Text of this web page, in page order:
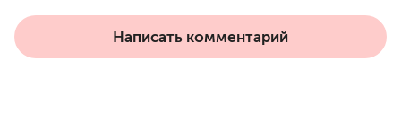
Написать комментарий